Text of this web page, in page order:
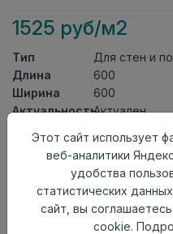
1525 руб/м2
Тип
Для стен и
Длина
600
Ширина
600
АктуальностьАктуален
группа
Толщина
9
Поверхность матовая
Страна
происхождения
Киргизия
Этот сайт использует
веб-аналитики
удобства
статистических
сайт, вы
cookie.